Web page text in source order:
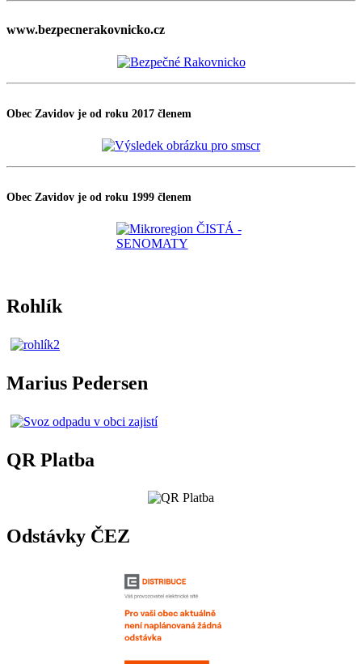
www.bezpecnerakovnicko.cz
Obec Zavidov je od roku 2017 členem
Obec Zavidov je od roku 1999 členem
Rohlík
Marius Pedersen
QR Platba
Odstávky ČEZ